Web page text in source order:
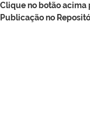
Clique no botão acima
Publicação no